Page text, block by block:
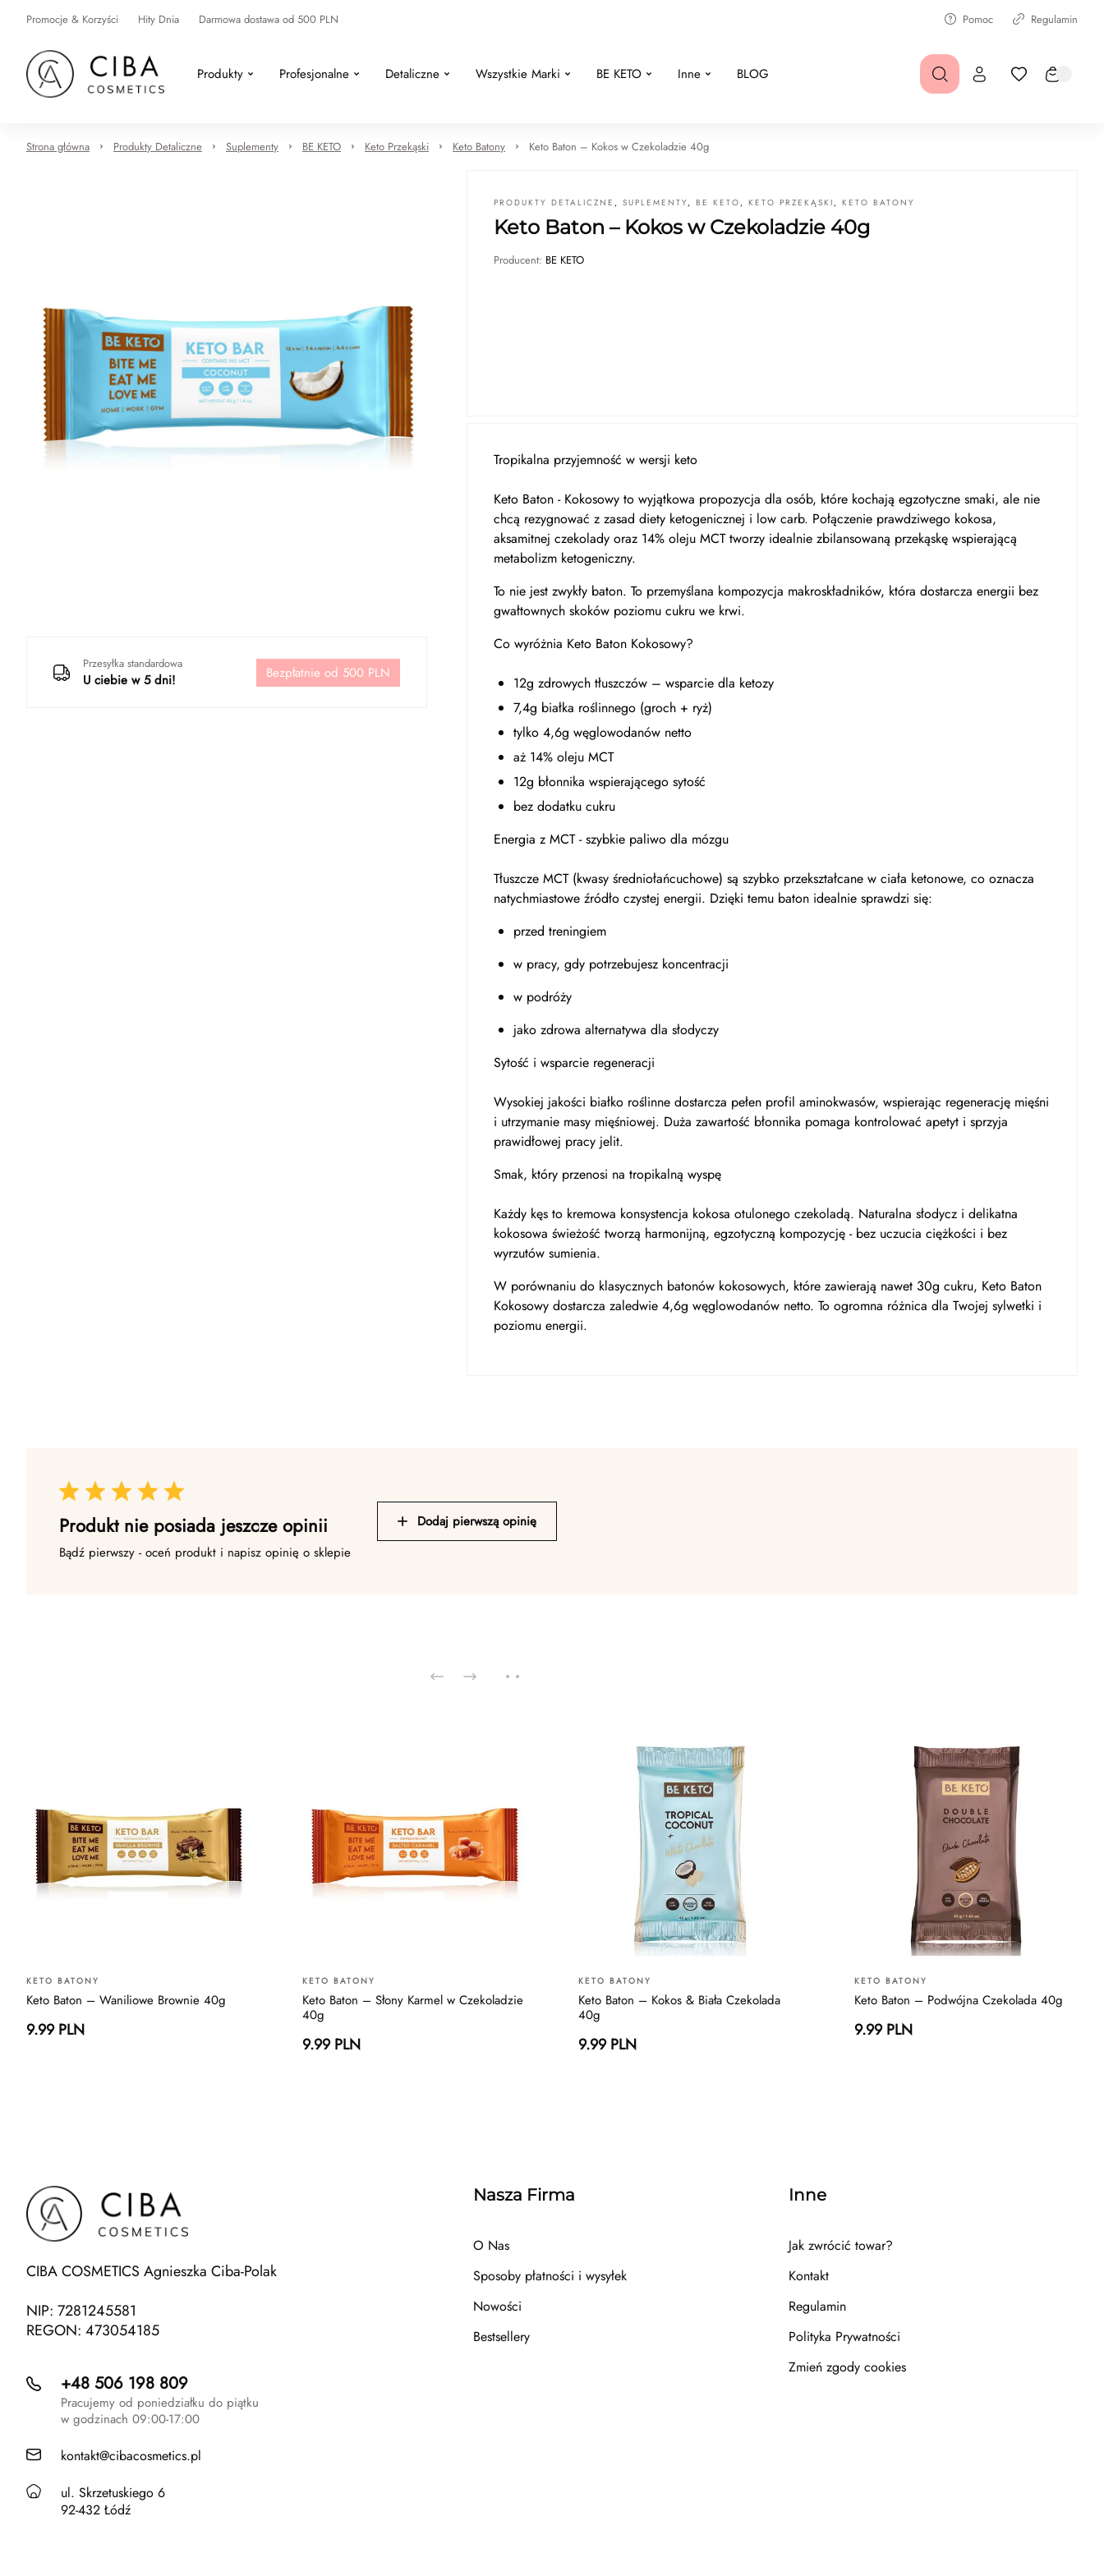
Promocje & Korzyści Hity Dnia Darmowa dostawa od 500 PLN Pomoc Regulamin
Produkty Profesjonalne Detaliczne Wszystkie Marki BE KETO Inne BLOG
Strona główna Produkty Detaliczne Suplementy BE KETO Keto Przekąski Keto Batony Keto Baton – Kokos w Czekoladzie 40g
Przesyłka standardowa
U ciebie w 5 dni! Bezpłatnie od 500 PLN
PRODUKTY DETALICZNE , SUPLEMENTY, BE KETO , KETO PRZEKĄSKI , KETO BATONY
Keto Baton – Kokos w Czekoladzie 40g
Producent: BE KETO
Tropikalna przyjemność w wersji keto
Keto Baton - Kokosowy to wyjątkowa propozycja dla osób, które kochają egzotyczne smaki, ale nie
chcą rezygnować z zasad diety ketogenicznej i low carb. Połączenie prawdziwego kokosa,
aksamitnej czekolady oraz 14% oleju MCT tworzy idealnie zbilansowaną przekąskę wspierającą
metabolizm ketogeniczny.
To nie jest zwykły baton. To przemyślana kompozycja makroskładników, która dostarcza energii bez
gwałtownych skoków poziomu cukru we krwi.
Co wyróżnia Keto Baton Kokosowy?
12g zdrowych tłuszczów – wsparcie dla ketozy
7,4g białka roślinnego (groch + ryż)
tylko 4,6g węglowodanów netto
aż 14% oleju MCT
12g błonnika wspierającego sytość
bez dodatku cukru
Energia z MCT - szybkie paliwo dla mózgu
Tłuszcze MCT (kwasy średniołańcuchowe) są szybko przekształcane w ciała ketonowe, co oznacza
natychmiastowe źródło czystej energii. Dzięki temu baton idealnie sprawdzi się:
przed treningiem
w pracy, gdy potrzebujesz koncentracji
w podróży
jako zdrowa alternatywa dla słodyczy
Sytość i wsparcie regeneracji
Wysokiej jakości białko roślinne dostarcza pełen profil aminokwasów, wspierając regenerację mięśni
i utrzymanie masy mięśniowej. Duża zawartość błonnika pomaga kontrolować apetyt i sprzyja
prawidłowej pracy jelit.
Smak, który przenosi na tropikalną wyspę
Każdy kęs to kremowa konsystencja kokosa otulonego czekoladą. Naturalna słodycz i delikatna
kokosowa świeżość tworzą harmonijną, egzotyczną kompozycję - bez uczucia ciężkości i bez
wyrzutów sumienia.
W porównaniu do klasycznych batonów kokosowych, które zawierają nawet 30g cukru, Keto Baton
Kokosowy dostarcza zaledwie 4,6g węglowodanów netto. To ogromna różnica dla Twojej sylwetki i
poziomu energii.
Produkt nie posiada jeszcze opinii
Bądź pierwszy - oceń produkt i napisz opinię o sklepie
Dodaj pierwszą opinię
KETO BATONY
Keto Baton – Waniliowe Brownie 40g
9.99 PLN
KETO BATONY
Keto Baton – Słony Karmel w Czekoladzie
40g
9.99 PLN
KETO BATONY
Keto Baton – Kokos & Biała Czekolada
40g
9.99 PLN
KETO BATONY
Keto Baton – Podwójna Czekolada 40g
9.99 PLN
CIBA COSMETICS Agnieszka Ciba-Polak
NIP: 7281245581
REGON: 473054185
+48 506 198 809
Pracujemy od poniedziałku do piątku
w godzinach 09:00-17:00
kontakt@cibacosmetics.pl
ul. Skrzetuskiego 6
92-432 Łódź
Nasza Firma
O Nas
Sposoby płatności i wysyłek
Nowości
Bestsellery
Inne
Jak zwrócić towar?
Kontakt
Regulamin
Polityka Prywatności
Zmień zgody cookies